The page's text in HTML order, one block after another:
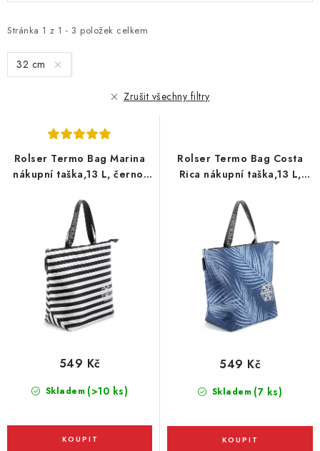
i
s
p
u
k
Stránka 1 z 1 - 3 položek celkem
e
n
í
d
u
32 cm
Zrušit všechny filtry
Rolser Termo Bag Marina
nákupní taška,13 L, černo-
Skladem (>10 ks)
549 Kč
Rolser Termo Bag Costa
Rica nákupní taška,13 L,
Skladem (7 ks)
549 Kč